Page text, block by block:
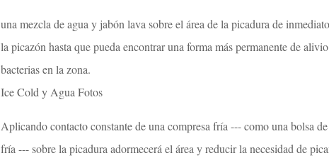
una mezcla de agua y jabón lava sobre el área de la picadura de
la picazón hasta que pueda encontrar una forma más permanente de
bacterias en la zona.
Ice Cold y Agua Fotos
Aplicando contacto constante de una compresa fría --- como una bolsa
fría --- sobre la picadura adormecerá el área y reducir la necesidad de